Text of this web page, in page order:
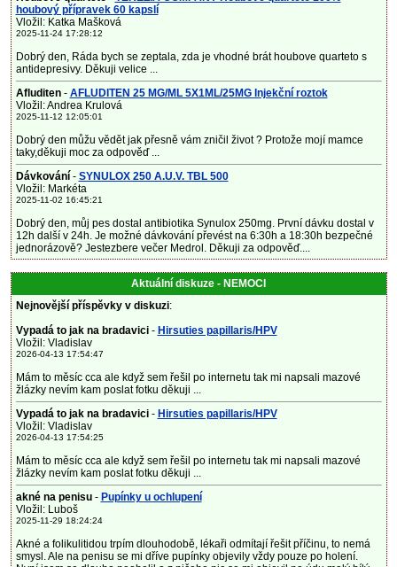
houbový přípravek 60 kapslí
Vložil: Katka Mašková
2025-11-24 17:28:12
Dobrý den, Ráda bych se zeptala, zda je vhodné brát houbove quarteto s
antidepresivy. Děkuji velice ...
Afluditen- AFLUDITEN 25 MG/ML 5X1ML/25MG Injekční roztok
Vložil: Andrea Krulová
2025-11-12 12:05:01
Dobrý den můžu vědět jak přesně vám zničil život ? Protože mojí mamce
taky,děkuji moc za odpověď ...
Dávkování - SYNULOX 250 A.U.V. TBL 500
Vložil: Markéta
2025-11-02 16:45:21
Dobrý den, můj pes dostal antibiotika Synulox 250mg. První dávku dostal v
12h další v 24h. Je možné dávkování převést na 6:30h a 18:30h bezpečné
jednorázově? Jestezbere večer Medrol. Děkuji za odpověď....
Aktuální diskuze - NEMOCI
Nejnovější příspěvky v diskuzi:
Vypadá to jak na bradavici - Hirsuties papillaris/HPV
Vložil: Vladislav
2026-04-13 17:54:47
Mám to měsíc cca ale když sem řešil po internetu tak mi napsali mazové
žlázky nevím kam poslat fotku děkuji ...
Vypadá to jak na bradavici - Hirsuties papillaris/HPV
Vložil: Vladislav
2026-04-13 17:54:25
Mám to měsíc cca ale když sem řešil po internetu tak mi napsali mazové
žlázky nevím kam poslat fotku děkuji ...
akné na penisu- Pupínky u ochlupení
Vložil: Luboš
2025-11-29 18:24:24
Akné a folikulitidou trpím dlouhodobě, lékaři odmítají řešit příčinu, to nemá
smysl. Ale na penisu se mi dříve pupínky objevily vždy pouze po holení.